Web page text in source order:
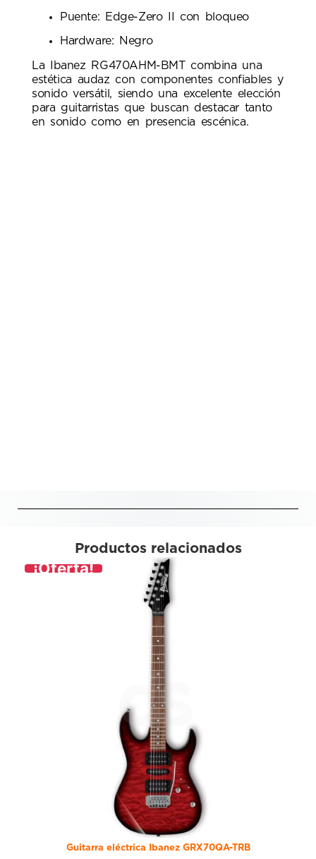
Puente: Edge-Zero II con bloqueo
Hardware: Negro
La Ibanez RG470AHM-BMT combina una
estética audaz con componentes confiables y
sonido versátil, siendo una excelente elección
para guitarristas que buscan destacar tanto
en sonido como en presencia escénica.
Productos relacionados
¡Oferta!
Guitarra eléctrica Ibanez GRX70QA-TRB